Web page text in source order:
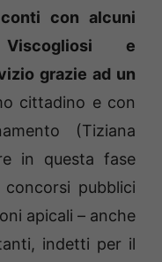
con alcuni
e
grazie ad un
cittadino e con
(Tiziana
in questa fase
pubblici
apicali – anche
indetti per il